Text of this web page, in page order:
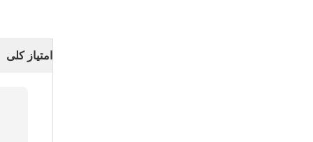
امتیاز کلی